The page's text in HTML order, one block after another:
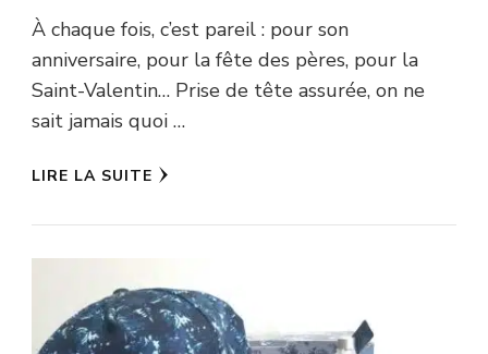
À chaque fois, c’est pareil : pour son
anniversaire, pour la fête des pères, pour la
Saint-Valentin… Prise de tête assurée, on ne
sait jamais quoi …
LIRE LA SUITE